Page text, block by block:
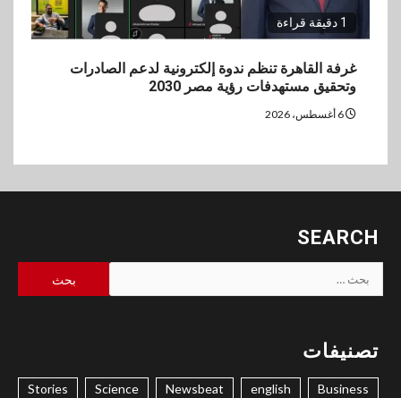
1 دقيقة قراءة
غرفة القاهرة تنظم ندوة إلكترونية لدعم الصادرات
وتحقيق مستهدفات رؤية مصر 2030
SEARCH
البحث
عن:
تصنيفات
Business
english
Newsbeat
Science
Stories